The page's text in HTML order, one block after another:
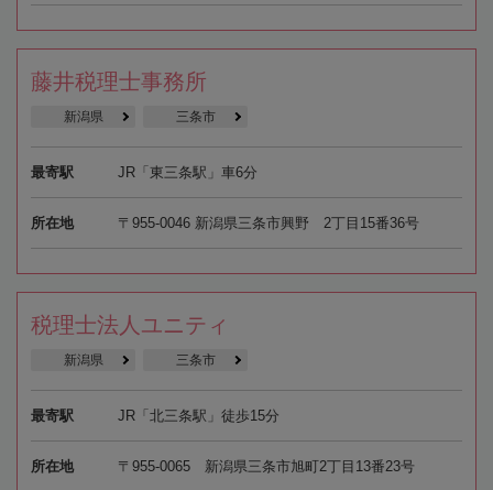
藤井税理士事務所
新潟県 三条市
最寄駅 JR「東三条駅」車6分
所在地 〒955-0046 新潟県三条市興野 2丁目15番36号
税理士法人ユニティ
新潟県 三条市
最寄駅 JR「北三条駅」徒歩15分
所在地 〒955-0065 新潟県三条市旭町2丁目13番23号